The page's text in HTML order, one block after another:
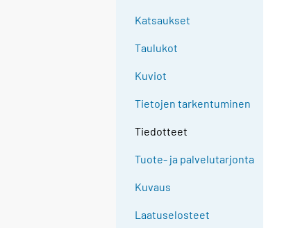
Katsaukset
Taulukot
Kuviot
Tietojen tarkentuminen
Tiedotteet
Tuote- ja palvelutarjonta
Kuvaus
Laatuselosteet